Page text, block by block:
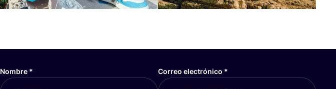
Nombre * Correo electrónico *